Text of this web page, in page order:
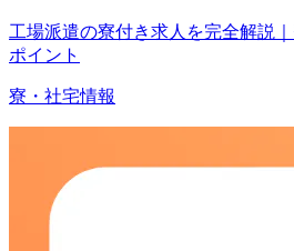
工場派遣の寮付き求人を完全解説
ポイント
寮・社宅情報